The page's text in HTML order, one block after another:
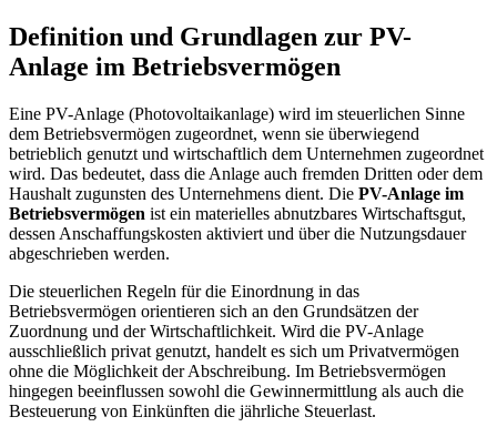
Definition und Grundlagen zur PV-
Anlage im Betriebsvermögen
Eine PV-Anlage (Photovoltaikanlage) wird im steuerlichen Sinne
dem Betriebsvermögen zugeordnet, wenn sie überwiegend
betrieblich genutzt und wirtschaftlich dem Unternehmen zugeordnet
wird. Das bedeutet, dass die Anlage auch fremden Dritten oder dem
Haushalt zugunsten des Unternehmens dient. Die PV-Anlage im
Betriebsvermögen ist ein materielles abnutzbares Wirtschaftsgut,
dessen Anschaffungskosten aktiviert und über die Nutzungsdauer
abgeschrieben werden.
Die steuerlichen Regeln für die Einordnung in das
Betriebsvermögen orientieren sich an den Grundsätzen der
Zuordnung und der Wirtschaftlichkeit. Wird die PV-Anlage
ausschließlich privat genutzt, handelt es sich um Privatvermögen
ohne die Möglichkeit der Abschreibung. Im Betriebsvermögen
hingegen beeinflussen sowohl die Gewinnermittlung als auch die
Besteuerung von Einkünften die jährliche Steuerlast.